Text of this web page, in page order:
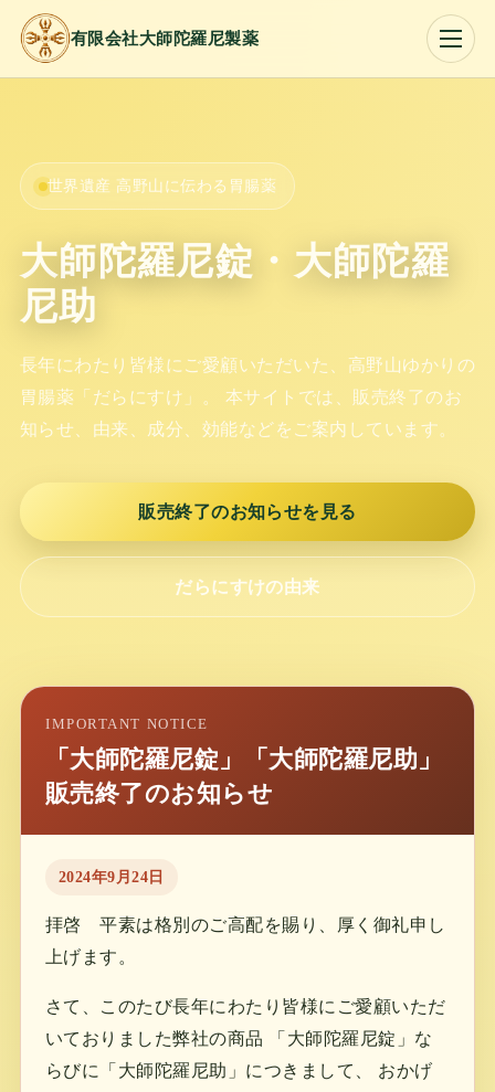
有限会社大師陀羅尼製薬
効能
リンク
世界遺産 高野山に伝わる胃腸薬
大師陀羅尼錠・大師陀羅
尼助
長年にわたり皆様にご愛顧いただいた、高野山ゆかりの
胃腸薬「だらにすけ」。 本サイトでは、販売終了のお
知らせ、由来、成分、効能などをご案内しています。
販売終了のお知らせを見る
だらにすけの由来
IMPORTANT NOTICE
「大師陀羅尼錠」「大師陀羅尼助」
販売終了のお知らせ
2024年9月24日
拝啓 平素は格別のご高配を賜り、厚く御礼申し
上げます。
さて、このたび長年にわたり皆様にご愛顧いただ
いておりました弊社の商品 「大師陀羅尼錠」な
らびに「大師陀羅尼助」につきまして、 おかげ